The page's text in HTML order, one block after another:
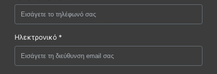
Ηλεκτρονικό *